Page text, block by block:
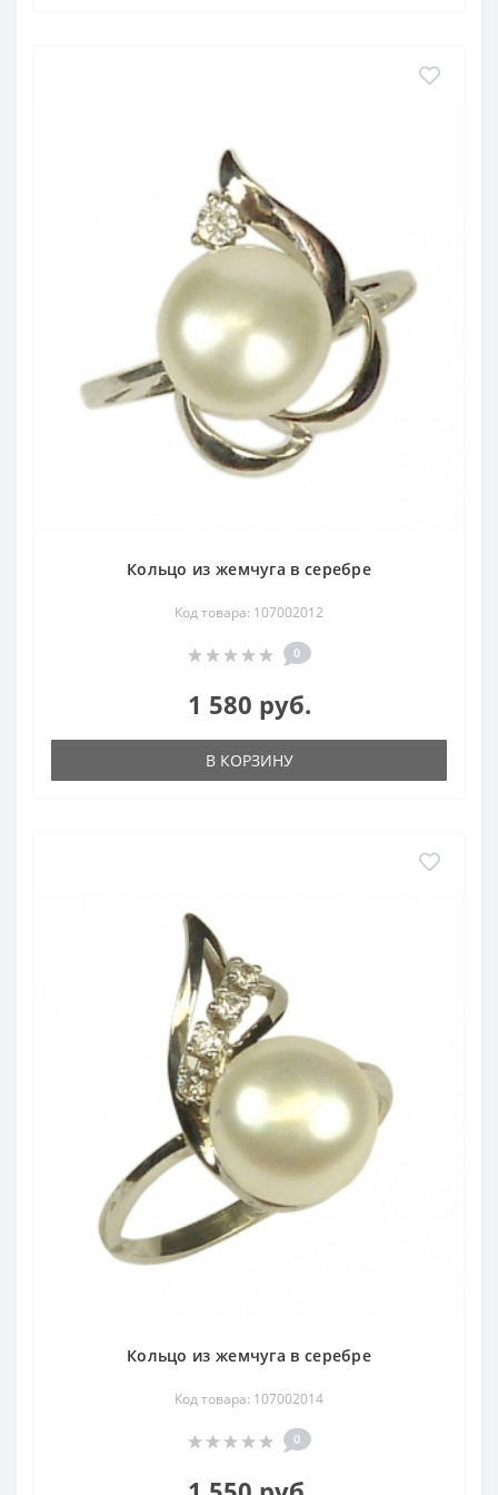
Кольцо из жемчуга в серебре
Код товара: 107002012
0
1 580 руб.
В КОРЗИНУ
Кольцо из жемчуга в серебре
Код товара: 107002014
0